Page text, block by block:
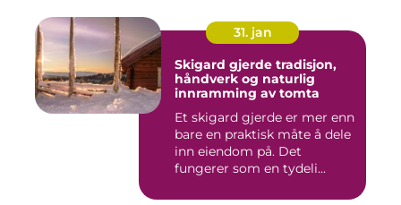
31. jan
Skigard gjerde tradisjon,
håndverk og naturlig
innramming av tomta
Et skigard gjerde er mer enn
bare en praktisk måte å dele
inn eiendom på. Det
fungerer som en tydeli...